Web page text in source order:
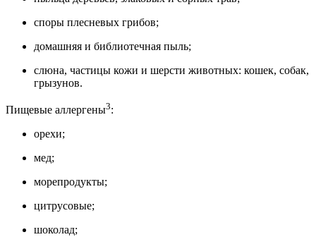
споры плесневых грибов;
домашняя и библиотечная пыль;
слюна, частицы кожи и шерсти животных: кошек, собак,
грызунов.
Пищевые аллергены3:
орехи;
мед;
морепродукты;
цитрусовые;
шоколад;